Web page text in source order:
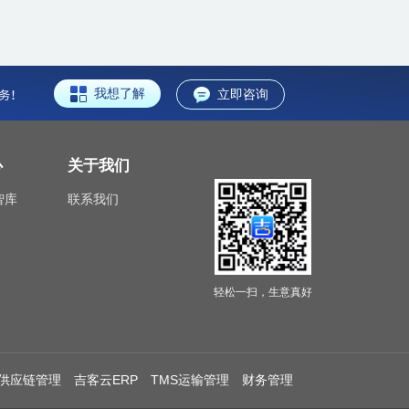
我想了解 立即咨询
库
关于我们
联系我们
轻松一扫，生意真好
应链管理 吉客云ERP TMS运输管理 财务管理